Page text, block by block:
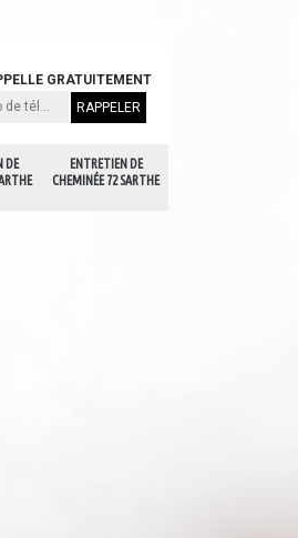
DE
ENTRETIEN DE
CHEMINÉE 72 SARTHE
GRATUITEMENT